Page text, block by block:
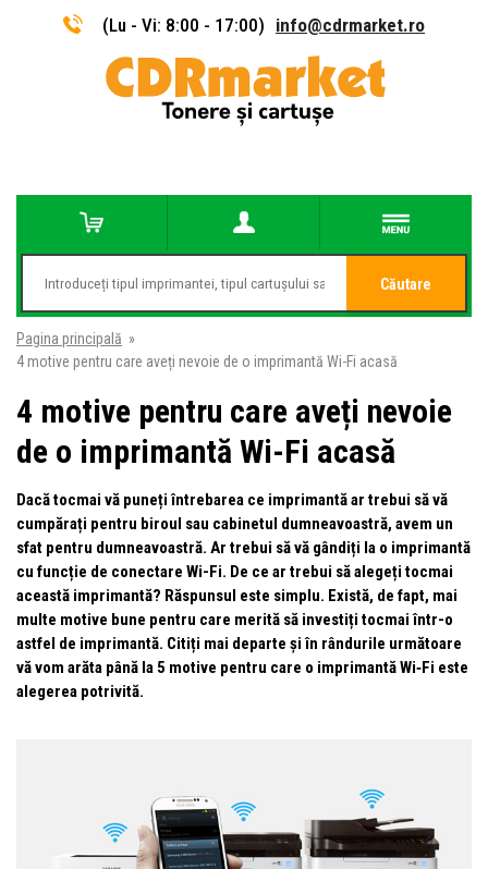
(Lu - Vi: 8:00 - 17:00) info@cdrmarket.ro
Căutare
Pagina principală »
4 motive pentru care aveți nevoie de o imprimantă Wi-Fi acasă
4 motive pentru care aveți nevoie
de o imprimantă Wi-Fi acasă
Dacă tocmai vă puneți întrebarea ce imprimantă ar trebui să vă
cumpărați pentru biroul sau cabinetul dumneavoastră, avem un
sfat pentru dumneavoastră. Ar trebui să vă gândiți la o imprimantă
cu funcție de conectare Wi-Fi. De ce ar trebui să alegeți tocmai
această imprimantă? Răspunsul este simplu. Există, de fapt, mai
multe motive bune pentru care merită să investiți tocmai într-o
astfel de imprimantă. Citiți mai departe și în rândurile următoare
vă vom arăta până la 5 motive pentru care o imprimantă Wi‑Fi este
alegerea potrivită.